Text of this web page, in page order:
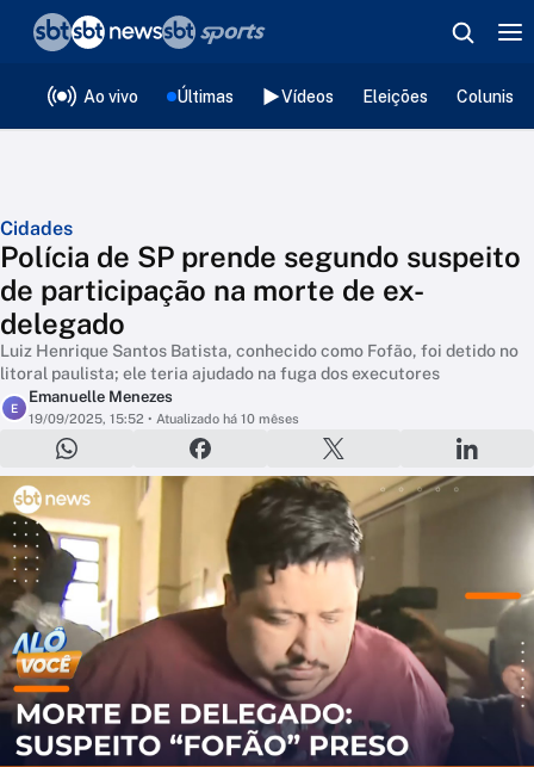
Ao vivo Últimas Vídeos Eleições
Cidades
Polícia de SP prende segundo suspeito
de participação na morte de ex-
delegado
Luiz Henrique Santos Batista, conhecido como Fofão, foi detido no
litoral paulista; ele teria ajudado na fuga dos executores
E
Emanuelle Menezes
19/09/2025, 15:52 • Atualizado há 10 mêses
❮voltar
Editorias